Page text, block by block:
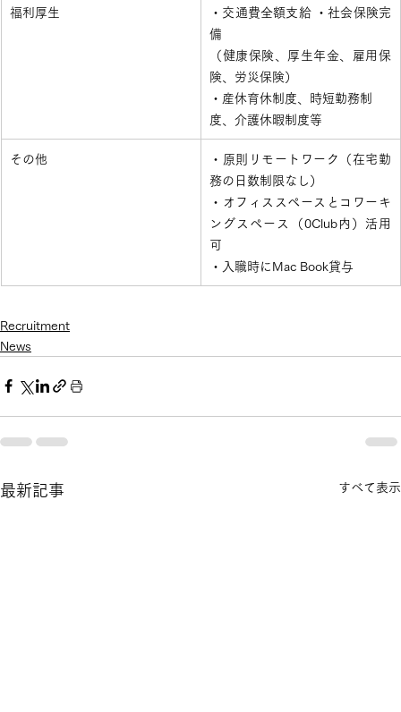
​福利厚生
​・交通費全額支給 ・社会保険完
備
（健康保険、厚生年金、雇用保
険、労災保険）
・産休育休制度、時短勤務制
度、介護休暇制度等
​その他
​・原則リモートワーク（在宅勤
務の日数制限なし）
・オフィススペースとコワーキ
ングスペース（0Club内）活用
可
・入職時にMac Book貸与
Recruitment
News
最新記事 すべて表示